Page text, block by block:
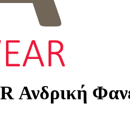
Ανδρική